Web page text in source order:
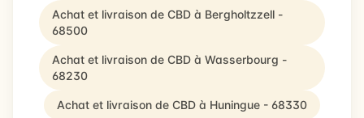
Achat et livraison de CBD à Bergholtzzell -
68500
Achat et livraison de CBD à Wasserbourg -
68230
Achat et livraison de CBD à Huningue - 68330